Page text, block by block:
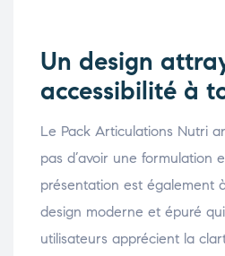
Un design
accessibilité à
Le Pack Articulations Nutri
pas d’avoir une formulation
présentation est également
design moderne et épuré
utilisateurs apprécient la